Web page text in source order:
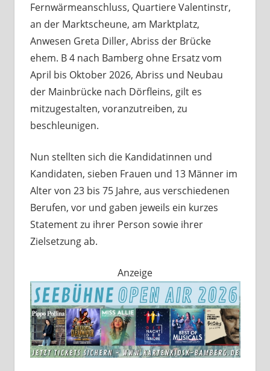
Fernwärmeanschluss, Quartiere Valentinstr,
an der Marktscheune, am Marktplatz,
Anwesen Greta Diller, Abriss der Brücke
ehem. B 4 nach Bamberg ohne Ersatz vom
April bis Oktober 2026, Abriss und Neubau
der Mainbrücke nach Dörfleins, gilt es
mitzugestalten, voranzutreiben, zu
beschleunigen.
Nun stellten sich die Kandidatinnen und
Kandidaten, sieben Frauen und 13 Männer im
Alter von 23 bis 75 Jahre, aus verschiedenen
Berufen, vor und gaben jeweils ein kurzes
Statement zu ihrer Person sowie ihrer
Zielsetzung ab.
Anzeige